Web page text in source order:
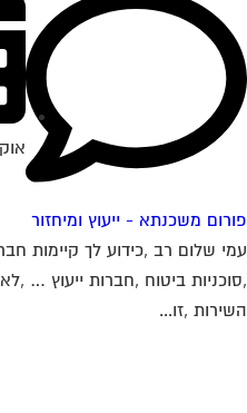
משכנתא - ייעוץ ומיחזור
שלום רב ,כידוע לך קיימות
ביטוח ,חברות ייעוץ …
,זו...